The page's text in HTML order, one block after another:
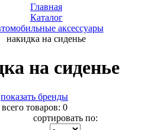
Главная
Каталог
аксессуары
накидка на сиденье
на сиденье
показать бренды
всего товаров: 0
сортировать по: